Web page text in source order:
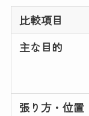
比較項目
主な目的
張り方・位置